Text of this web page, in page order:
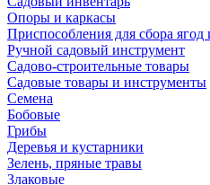
Опоры и каркасы
Приспособления для сбора ягод
Ручной садовый инструмент
Садово-строительные товары
Садовые товары и инструменты
Семена
Бобовые
Грибы
Деревья и кустарники
Зелень, пряные травы
Злаковые